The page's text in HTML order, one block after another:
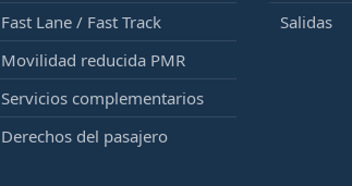
Fast Lane / Fast Track
Movilidad reducida PMR
Servicios complementarios
Derechos del pasajero
Salidas